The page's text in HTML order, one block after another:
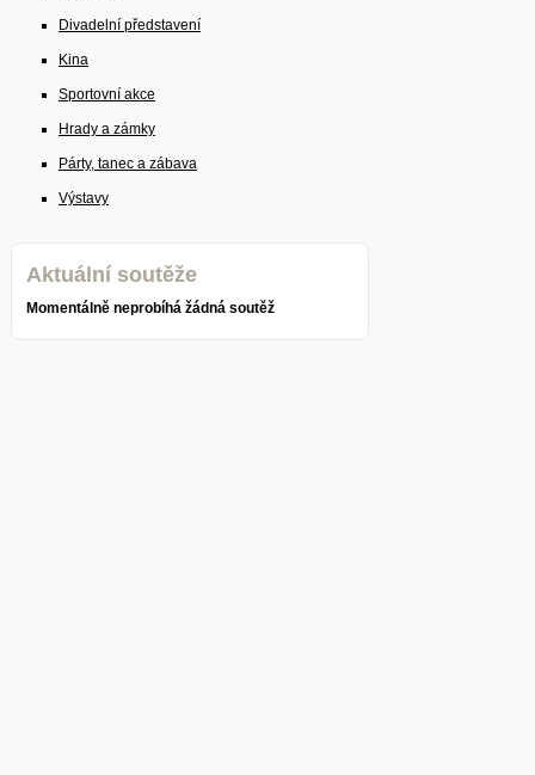
Divadelní představení
Kina
Sportovní akce
Hrady a zámky
Párty, tanec a zábava
Výstavy
Aktuální soutěže
Momentálně neprobíhá žádná soutěž